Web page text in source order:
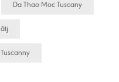
Da Thao Moc Tuscany